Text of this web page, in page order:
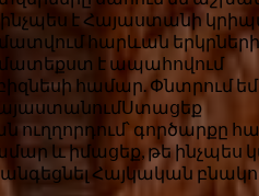
է Հայաստանի
հարևան
է ապահովում
համար. Փնտրում եմ
գործարքը
և իմացեք, թե ինչպես
Հայկական